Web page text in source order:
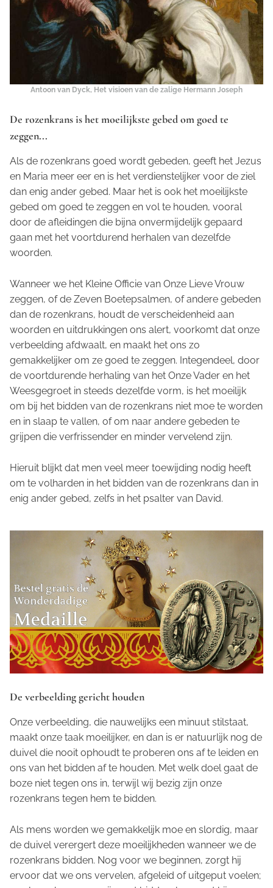
Antoon van Dyck, Het visioen van de zalige Hermann Joseph
De rozenkrans is het moeilijkste gebed om goed te
zeggen...
Als de rozenkrans goed wordt gebeden, geeft het Jezus
en Maria meer eer en is het verdienstelijker voor de ziel
dan enig ander gebed. Maar het is ook het moeilijkste
gebed om goed te zeggen en vol te houden, vooral
door de afleidingen die bijna onvermijdelijk gepaard
gaan met het voortdurend herhalen van dezelfde
woorden.
Wanneer we het Kleine Officie van Onze Lieve Vrouw
zeggen, of de Zeven Boetepsalmen, of andere gebeden
dan de rozenkrans, houdt de verscheidenheid aan
woorden en uitdrukkingen ons alert, voorkomt dat onze
verbeelding afdwaalt, en maakt het ons zo
gemakkelijker om ze goed te zeggen. Integendeel, door
de voortdurende herhaling van het Onze Vader en het
Weesgegroet in steeds dezelfde vorm, is het moeilijk
om bij het bidden van de rozenkrans niet moe te worden
en in slaap te vallen, of om naar andere gebeden te
grijpen die verfrissender en minder vervelend zijn.
Hieruit blijkt dat men veel meer toewijding nodig heeft
om te volharden in het bidden van de rozenkrans dan in
enig ander gebed, zelfs in het psalter van David.
De verbeelding gericht houden
Onze verbeelding, die nauwelijks een minuut stilstaat,
maakt onze taak moeilijker, en dan is er natuurlijk nog de
duivel die nooit ophoudt te proberen ons af te leiden en
ons van het bidden af te houden. Met welk doel gaat de
boze niet tegen ons in, terwijl wij bezig zijn onze
rozenkrans tegen hem te bidden.
Als mens worden we gemakkelijk moe en slordig, maar
de duivel verergert deze moeilijkheden wanneer we de
rozenkrans bidden. Nog voor we beginnen, zorgt hij
ervoor dat we ons vervelen, afgeleid of uitgeput voelen;